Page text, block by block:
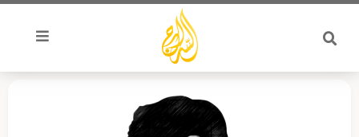
تخطي
المحتوى